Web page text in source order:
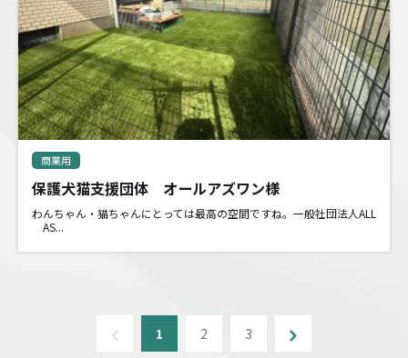
商業用
保護犬猫支援団体 オールアズワン様
わんちゃん・猫ちゃんにとっては最高の空間ですね。一般社団法人ALL
AS...
1 2 3